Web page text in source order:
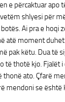
e përcaktuar apo
shlyesi për
Ai pra e hoqi
atë moment
pak këtu. Dua të
të thotë kjo. Fjalët
thonë ato. Çfarë
mendoni se është